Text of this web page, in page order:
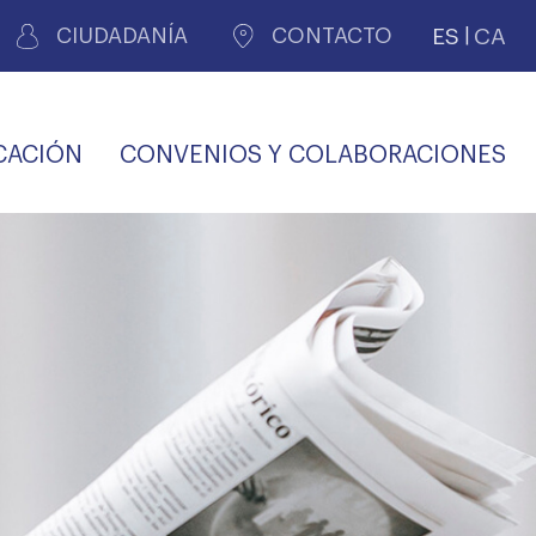
CIUDADANÍA CONTACTO ES CA
CONVENIOS Y COLABORACIONES
PERSONAL LABORAL
COMLL
SALUD Y APOYO AL
AGENCIA DE
VIDA
PROFESIONAL
OFERTAS Y
TRANSPARENCIA
TRÁMITES CONSULTA
MÉDICA